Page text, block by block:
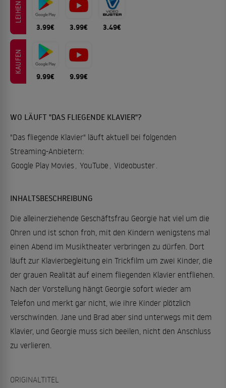
LEIHEN
3.99€ 3.99€ 3.49€
KAUFEN
9.99€ 9.99€
WO LÄUFT "DAS FLIEGENDE KLAVIER"?
"Das fliegende Klavier" läuft aktuell bei folgenden
Streaming-Anbietern:
Google Play Movies, YouTube , Videobuster.
INHALTSBESCHREIBUNG
Die alleinerziehende Geschäftsfrau Georgie hat viel um die
Ohren und ist schon froh, mit den Kindern wenigstens mal
einen Abend im Musiktheater verbringen zu dürfen. Dort
läuft zur Klavierbegleitung ein Trickfilm um zwei Kinder, die
der grauen Realität auf einem fliegenden Klavier entfliehen.
Nach der Vorstellung hängt Georgie sofort wieder am
Telefon und merkt gar nicht, wie ihre Kinder plötzlich
verschwinden. Jane und Brad aber sind unterwegs mit dem
Klavier, und Georgie muss sich beeilen, nicht den Anschluss
zu verlieren.
ORIGINALTITEL